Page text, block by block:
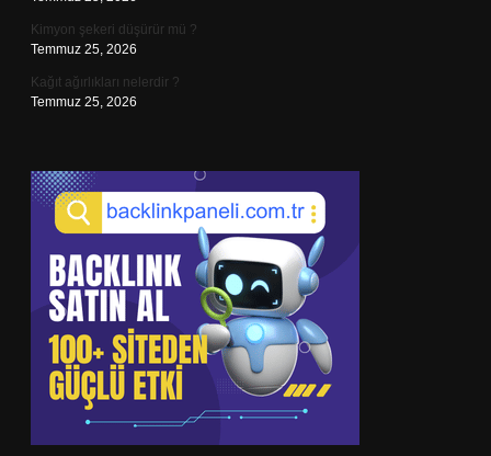
Kimyon şekeri düşürür mü ?
Temmuz 25, 2026
Kağıt ağırlıkları nelerdir ?
Temmuz 25, 2026